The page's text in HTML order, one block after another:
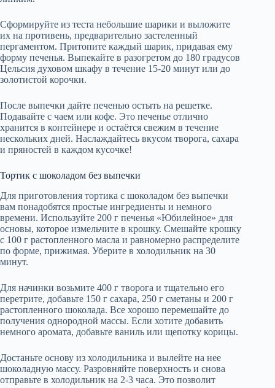
Сформируйте из теста небольшие шарики и выложите
их на противень, предварительно застеленный
пергаментом. Притопите каждый шарик, придавая ему
форму печенья. Выпекайте в разогретом до 180 градусов
Цельсия духовом шкафу в течение 15-20 минут или до
золотистой корочки.
После выпечки дайте печенью остыть на решетке.
Подавайте с чаем или кофе. Это печенье отлично
хранится в контейнере и остаётся свежим в течение
нескольких дней. Наслаждайтесь вкусом творога, сахара
и пряностей в каждом кусочке!
Тортик с шоколадом без выпечки
Для приготовления тортика с шоколадом без выпечки
вам понадобятся простые ингредиенты и немного
времени. Используйте 200 г печенья «Юбилейное» для
основы, которое измельчите в крошку. Смешайте крошку
с 100 г растопленного масла и равномерно распределите
по форме, прижимая. Уберите в холодильник на 30
минут.
Для начинки возьмите 400 г творога и тщательно его
перетрите, добавьте 150 г сахара, 250 г сметаны и 200 г
растопленного шоколада. Все хорошо перемешайте до
получения однородной массы. Если хотите добавить
немного аромата, добавьте ваниль или щепотку корицы.
Достаньте основу из холодильника и вылейте на нее
шоколадную массу. Разровняйте поверхность и снова
отправьте в холодильник на 2-3 часа. Это позволит